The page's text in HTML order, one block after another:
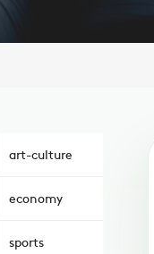
art-culture
economy
sports